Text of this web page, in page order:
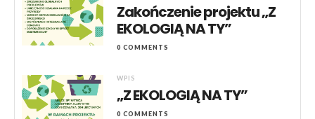
Zakończenie projektu „Z
EKOLOGIĄ NA TY”
0 COMMENTS
WPIS
„Z EKOLOGIĄ NA TY”
0 COMMENTS